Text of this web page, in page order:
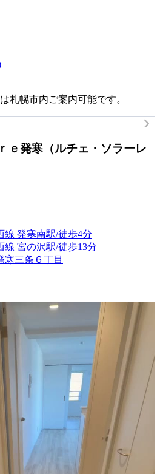
札幌市内ご案内可能です。
ｅ発寒（ルチェ・ソラーレ
線 発寒南駅/徒歩4分
線 宮の沢駅/徒歩13分
寒三条６丁目